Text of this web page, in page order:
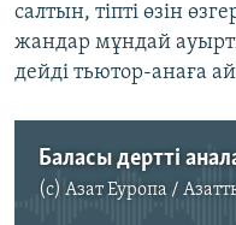
салтын, тіпті өзін
жандар мұндай
дейді тьютор-анаға
(c) Азат Еуропа /
No media